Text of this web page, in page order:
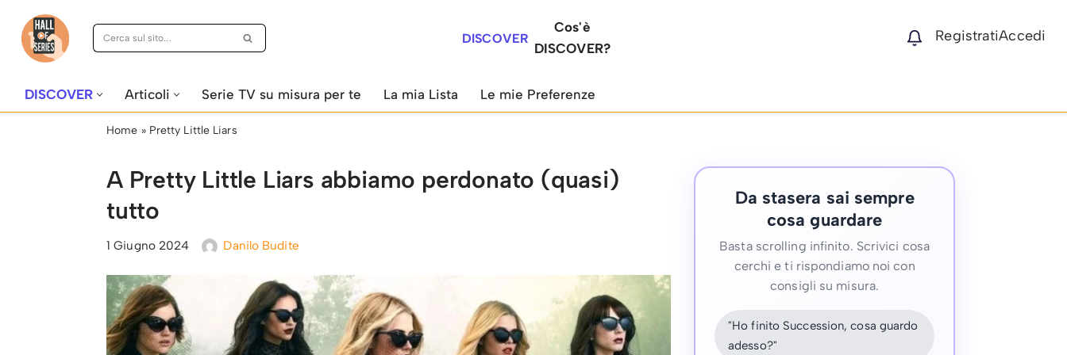
Vai
DISCOVER
Cos'è
DISCOVER?
RegistratiAccedi
DISCOVER Articoli Serie TV su misura per te La mia Lista Le mie Preferenze
Home » Pretty Little Liars
A Pretty Little Liars abbiamo perdonato (quasi)
tutto
1 Giugno 2024 Danilo Budite
Da stasera sai sempre
cosa guardare
Basta scrolling infinito. Scrivici cosa
cerchi e ti rispondiamo noi con
consigli su misura.
"Ho finito Succession, cosa guardo
adesso?"